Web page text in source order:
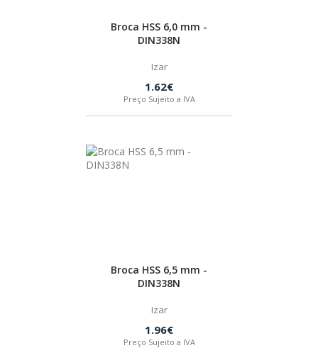
Broca HSS 6,0 mm -
DIN338N
Izar
1.62€
Preço Sujeito a IVA
Broca HSS 6,5 mm -
DIN338N
Izar
1.96€
Preço Sujeito a IVA